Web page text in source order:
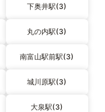
下奥井駅(3)
丸の内駅(3)
南富山駅前駅(3)
城川原駅(3)
大泉駅(3)